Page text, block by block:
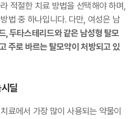
적절한 치료 방법을 선택해야 하며,
법 중 하나입니다. 다만, 여성은 남
, 두타스테리드와 같은 남성형 탈모
주로 바르는 탈모약이 처방되고 있
딜
료에서 가장 많이 사용되는 약물이